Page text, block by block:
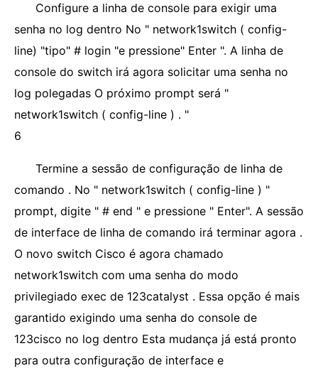
Configure a linha de console para exigir uma
senha no log dentro No " network1switch ( config-
line) "tipo" # login "e pressione" Enter ". A linha de
console do switch irá agora solicitar uma senha no
log polegadas O próximo prompt será "
network1switch ( config-line ) . "
6
Termine a sessão de configuração de linha de
comando . No " network1switch ( config-line ) "
prompt, digite " # end " e pressione " Enter". A sessão
de interface de linha de comando irá terminar agora .
O novo switch Cisco é agora chamado
network1switch com uma senha do modo
privilegiado exec de 123catalyst . Essa opção é mais
garantido exigindo uma senha do console de
123cisco no log dentro Esta mudança já está pronto
para outra configuração de interface e